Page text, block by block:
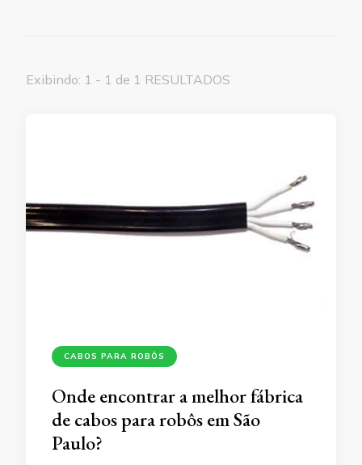
Exibindo: 1 - 1 de 1 RESULTADOS
CABOS PARA ROBÔS
Onde encontrar a melhor fábrica
de cabos para robôs em São
Paulo?